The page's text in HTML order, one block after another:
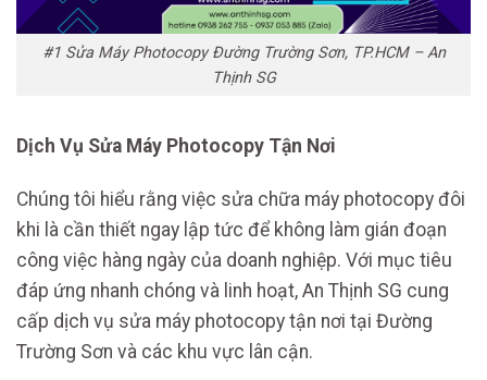
#1 Sửa Máy Photocopy Đường Trường Sơn, TP.HCM – An
Thịnh SG
Dịch Vụ Sửa Máy Photocopy Tận Nơi
Chúng tôi hiểu rằng việc sửa chữa máy photocopy đôi
khi là cần thiết ngay lập tức để không làm gián đoạn
công việc hàng ngày của doanh nghiệp. Với mục tiêu
đáp ứng nhanh chóng và linh hoạt, An Thịnh SG cung
cấp dịch vụ sửa máy photocopy tận nơi tại Đường
Trường Sơn và các khu vực lân cận.